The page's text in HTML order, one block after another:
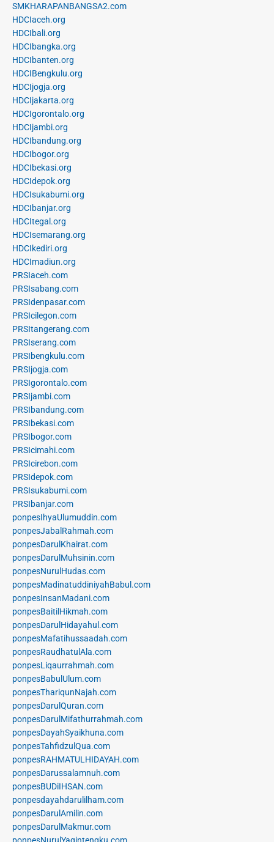
SMKHARAPANBANGSA2.com
HDCIaceh.org
HDCIbali.org
HDCIbangka.org
HDCIbanten.org
HDCIBengkulu.org
HDCIjogja.org
HDCIjakarta.org
HDCIgorontalo.org
HDCIjambi.org
HDCIbandung.org
HDCIbogor.org
HDCIbekasi.org
HDCIdepok.org
HDCIsukabumi.org
HDCIbanjar.org
HDCItegal.org
HDCIsemarang.org
HDCIkediri.org
HDCImadiun.org
PRSIaceh.com
PRSIsabang.com
PRSIdenpasar.com
PRSIcilegon.com
PRSItangerang.com
PRSIserang.com
PRSIbengkulu.com
PRSIjogja.com
PRSIgorontalo.com
PRSIjambi.com
PRSIbandung.com
PRSIbekasi.com
PRSIbogor.com
PRSIcimahi.com
PRSIcirebon.com
PRSIdepok.com
PRSIsukabumi.com
PRSIbanjar.com
ponpesIhyaUlumuddin.com
ponpesJabalRahmah.com
ponpesDarulKhairat.com
ponpesDarulMuhsinin.com
ponpesNurulHudas.com
ponpesMadinatuddiniyahBabul.com
ponpesInsanMadani.com
ponpesBaitilHikmah.com
ponpesDarulHidayahul.com
ponpesMafatihussaadah.com
ponpesRaudhatulAla.com
ponpesLiqaurrahmah.com
ponpesBabulUlum.com
ponpesThariqunNajah.com
ponpesDarulQuran.com
ponpesDarulMifathurrahmah.com
ponpesDayahSyaikhuna.com
ponpesTahfidzulQua.com
ponpesRAHMATULHIDAYAH.com
ponpesDarussalamnuh.com
ponpesBUDiIHSAN.com
ponpesdayahdarulilham.com
ponpesDarulAmilin.com
ponpesDarulMakmur.com